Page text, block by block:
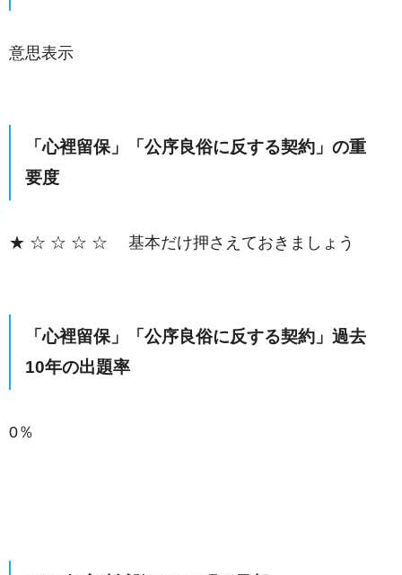
意思表示
「心裡留保」「公序良俗に反する契約」の重
要度
★ ☆ ☆ ☆ ☆ 基本だけ押さえておきましょう
「心裡留保」「公序良俗に反する契約」過去
10年の出題率
0％